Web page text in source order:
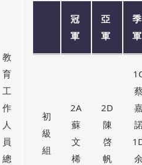
教
育
工
作
人
員
總
冠
軍
亞
軍
季
軍
初
級
組
2A
蘇
文
桸
2D
陳
啓
帆